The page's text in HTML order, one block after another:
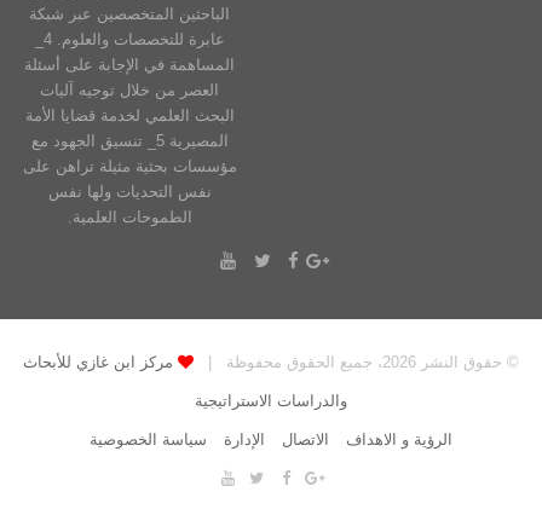
الباحثين المتخصصين عبر شبكة
المساهمة في الإجابة على أسئلة
العصر من خلال توجيه آليات
البحث العلمي لخدمة قضايا الأمة
المصيرية 5_ تنسيق الجهود مع
مؤسسات بحثية مثيلة تراهن على
نفس التحديات ولها نفس
الطموحات العلمية.
© حقوق النشر 2026، جميع الحقوق محفوظة | مركز ابن غازي للأبحاث
والدراسات الاستراتيجية
الرؤية و الاهداف الاتصال الإدارة سياسة الخصوصية